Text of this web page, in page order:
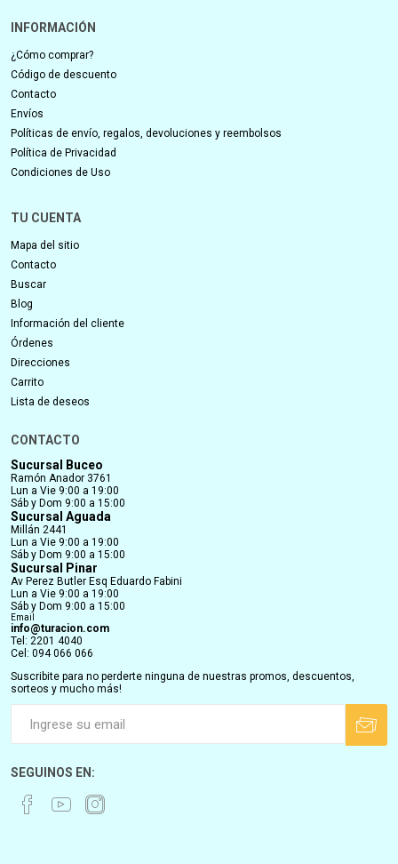
INFORMACIÓN
¿Cómo comprar?
Código de descuento
Contacto
Envíos
Políticas de envío, regalos, devoluciones y reembolsos
Política de Privacidad
Condiciones de Uso
TU CUENTA
Mapa del sitio
Contacto
Buscar
Blog
Información del cliente
Órdenes
Direcciones
Carrito
Lista de deseos
CONTACTO
Sucursal Buceo
Ramón Anador 3761
Lun a Vie 9:00 a 19:00
Sáb y Dom 9:00 a 15:00
Sucursal Aguada
Millán 2441
Lun a Vie 9:00 a 19:00
Sáb y Dom 9:00 a 15:00
Sucursal Pinar
Av Perez Butler Esq Eduardo Fabini
Lun a Vie 9:00 a 19:00
Sáb y Dom 9:00 a 15:00
Email
info@turacion.com
Tel: 2201 4040
Cel: 094 066 066
Suscribite para no perderte ninguna de nuestras promos, descuentos,
sorteos y mucho más!
SEGUINOS EN: